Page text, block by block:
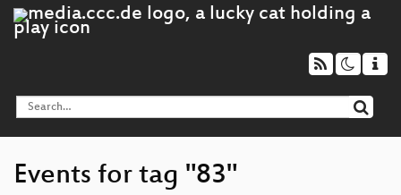
Events for tag "83"